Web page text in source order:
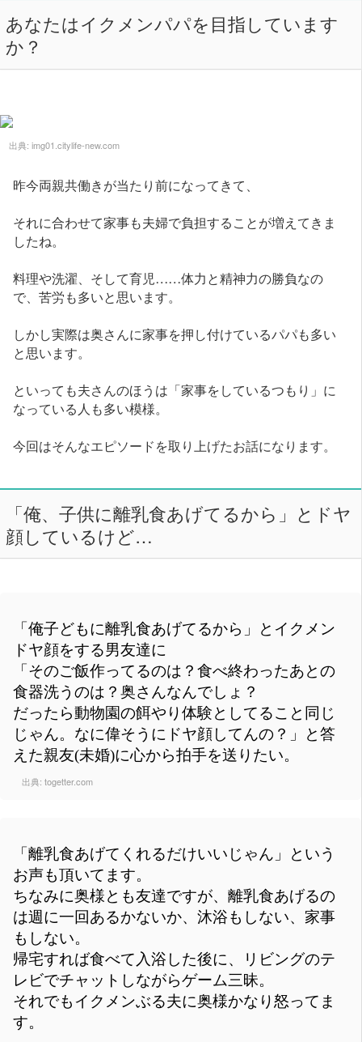
あなたはイクメンパパを目指しています
か？
出典: img01.citylife-new.com
昨今両親共働きが当たり前になってきて、
それに合わせて家事も夫婦で負担することが増えてきま
したね。
料理や洗濯、そして育児……体力と精神力の勝負なの
で、苦労も多いと思います。
しかし実際は奥さんに家事を押し付けているパパも多い
と思います。
といっても夫さんのほうは「家事をしているつもり」に
なっている人も多い模様。
今回はそんなエピソードを取り上げたお話になります。
「俺、子供に離乳食あげてるから」とドヤ
顔しているけど…
「俺子どもに離乳食あげてるから」とイクメン
ドヤ顔をする男友達に
「そのご飯作ってるのは？食べ終わったあとの
食器洗うのは？奥さんなんでしょ？
だったら動物園の餌やり体験としてること同じ
じゃん。なに偉そうにドヤ顔してんの？」と答
えた親友(未婚)に心から拍手を送りたい。
出典: togetter.com
「離乳食あげてくれるだけいいじゃん」という
お声も頂いてます。
ちなみに奥様とも友達ですが、離乳食あげるの
は週に一回あるかないか、沐浴もしない、家事
もしない。
帰宅すれば食べて入浴した後に、リビングのテ
レビでチャットしながらゲーム三昧。
それでもイクメンぶる夫に奥様かなり怒ってま
す。